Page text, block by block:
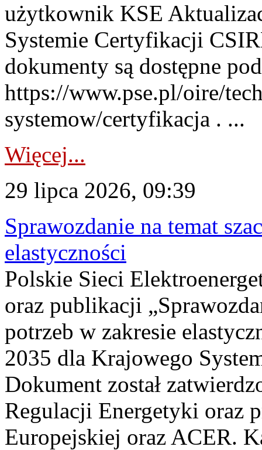
użytkownik KSE
Systemie Certyfikacji
dokumenty są dostępne
https://www.pse.pl/oire/
systemow/certyfikacja . ...
Więcej...
29 lipca 2026, 09:39
Sprawozdanie na temat
elastyczności
Polskie Sieci
oraz publikacji
potrzeb w zakresie
2035 dla Krajowego
Dokument został
Regulacji Energetyki oraz
Europejskiej oraz ACER.